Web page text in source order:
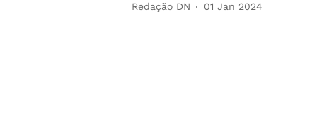
Redação DN 01 Jan 2024